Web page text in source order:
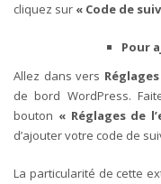
cliquez sur « Code de
Pour
Allez dans vers
de bord WordPress.
bouton « Réglages de
d’ajouter votre code de
La particularité de cette